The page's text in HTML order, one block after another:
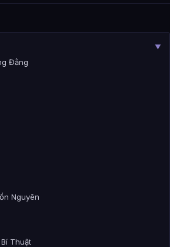
▼
Đằng
Nguyên
Thuật